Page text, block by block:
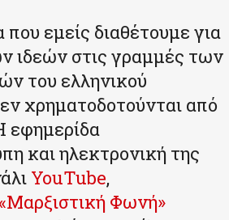
εμείς διαθέτουμε για
ιδεών στις γραμμές των
του ελληνικού
χρηματοδοτούνται από
εφημερίδα
και ηλεκτρονική της
YouTube,
Φωνή»